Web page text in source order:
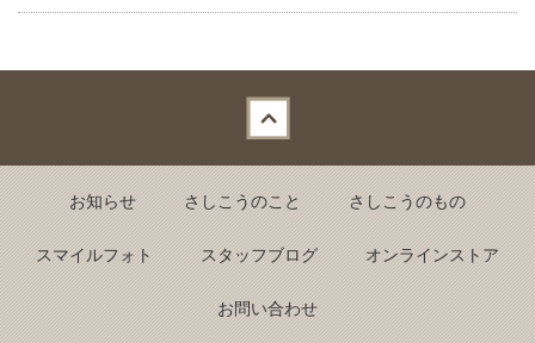
お知らせ さしこうのこと さしこうのもの
スマイルフォト スタッフブログ オンラインストア
お問い合わせ
Back to top